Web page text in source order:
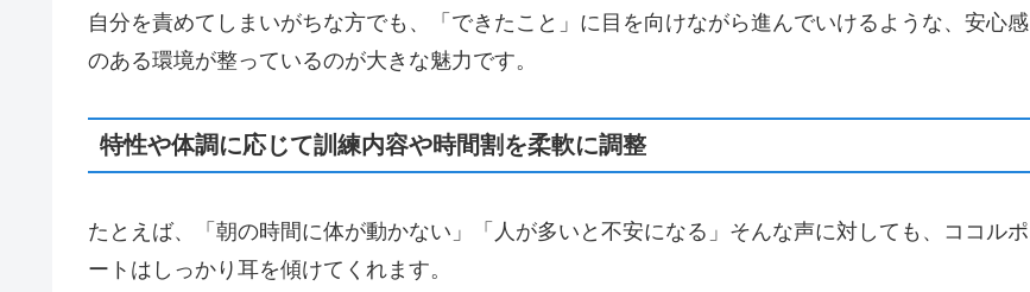
自分を責めてしまいがちな方でも、「できたこと」に目を向けながら進んでいけるような、安心感
のある環境が整っているのが大きな魅力です。
特性や体調に応じて訓練内容や時間割を柔軟に調整
たとえば、「朝の時間に体が動かない」「人が多いと不安になる」そんな声に対しても、ココルポ
ートはしっかり耳を傾けてくれます。